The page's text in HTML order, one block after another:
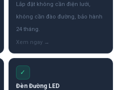
Lắp đặt không cần điện lưới,
không cần đào đường, bảo hành
24 tháng.
✓
Đèn Đường LED